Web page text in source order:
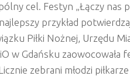
cel. Festyn „Łączy
przykład
Piłki Nożnej, Urzędu
w Gdańsku zaowocowała
zebrani młodzi